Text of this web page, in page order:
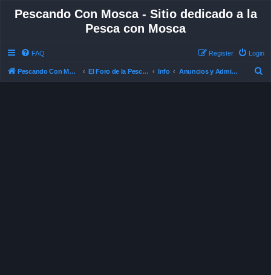
Pescando Con Mosca - Sitio dedicado a la
Pesca con Mosca
FAQ Login
Register
Pescando Con Mosca El Foro de la Pesca con Mosca en Chile Info Anuncios y Administración